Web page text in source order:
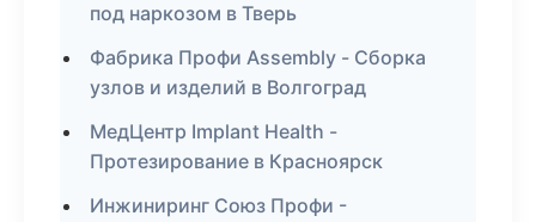
под наркозом в Тверь
Фабрика Профи Assembly - Сборка
узлов и изделий в Волгоград
МедЦентр Implant Health -
Протезирование в Красноярск
Инжиниринг Союз Профи -